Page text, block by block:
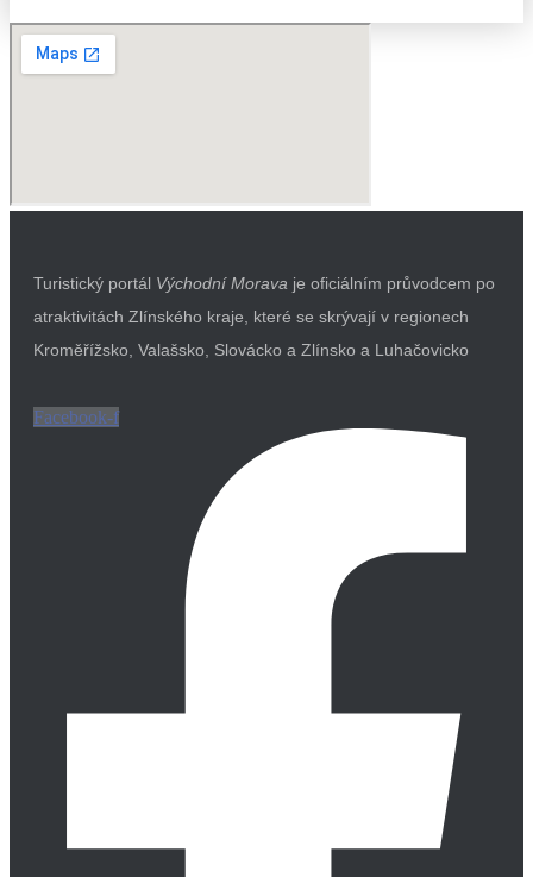
Turistický portál Východní Morava je oficiálním průvodcem po
atraktivitách Zlínského kraje, které se skrývají v regionech
Kroměřížsko, Valašsko, Slovácko a Zlínsko a Luhačovicko
Facebook-f